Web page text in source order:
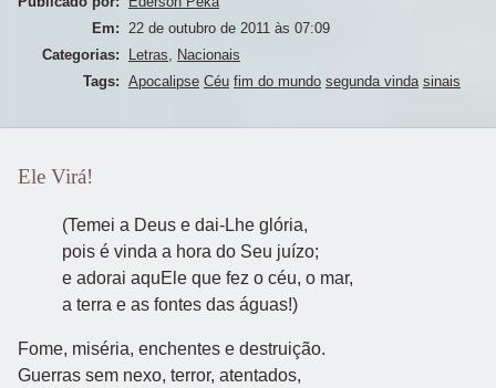
Em: 22 de outubro de 2011 às 07:09
Categorias:
Letras, Nacionais
Tags: Apocalipse Céu fim do mundo segunda vinda sinais
Ele Virá!
(Temei a Deus e dai-Lhe glória,
pois é vinda a hora do Seu juízo;
e adorai aquEle que fez o céu, o mar,
a terra e as fontes das águas!)
Fome, miséria, enchentes e destruição.
Guerras sem nexo, terror, atentados,